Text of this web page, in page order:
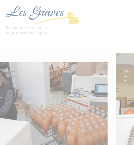
Panneau de gestion des cookies